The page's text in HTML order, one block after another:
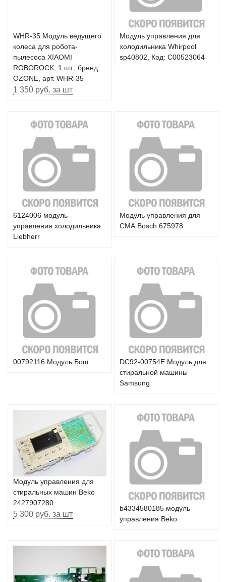
WHR-35 Модуль ведущего
колеса для робота-
пылесоса XIAOMI
ROBOROCK, 1 шт., бренд:
OZONE, арт. WHR-35
1 350 руб. за шт
Модуль управления для
холодильника Whirpool
sp40802, Код: C00523064
6124006 модуль
управления холодильника
Liebherr
Модуль управления для
СМА Bosch 675978
00792116 Модуль Бош
DC92-00754E Модуль для
стиральной машины
Samsung
Модуль управления для
стиральных машин Beko
2427907280
5 300 руб. за шт
b4334580185 модуль
управления Beko